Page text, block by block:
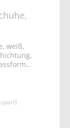
weiß,